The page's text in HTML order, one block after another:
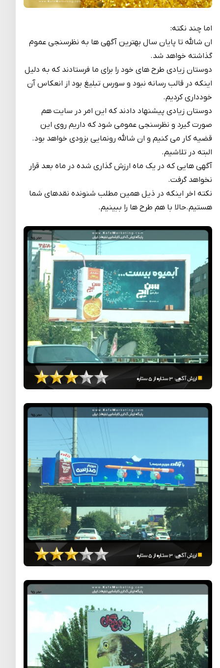
اما چند نکته:
ان شالله تا پایان سال بهترین آگهی ها به نظرسنجی عموم
گذاشته خواهد شد.
دوستان زیادی طرح های خود را برای ما فرستادند که به دلیل
اینکه در قالب رسانه نبود و سورس تبلیغ بود از انعکاس آن
خودداری کردیم.
دوستان زیادی پیشنهاد دادند که این امر در سایت هم
صورت گیرد و نظرسنجی عمومی شود که داریم روی این
قضیه کار می کنیم و ان شالله رونمایی بزودی خواهد بود.
البته در تلاشیم.
آگهی هایی که در یک ماه ارزش گذاری شده در ماه بعد قرار
نخواهد گرفت.
نکته اخر اینکه در ذیل همین مطلب شنونده نقدهای شما
هستیم.حالا با هم طرح ها را ببینیم.